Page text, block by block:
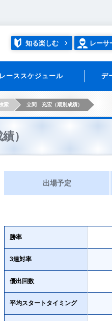
知る楽しむ レーサ
レーススケジュール デ
索 立間 充宏（期別成績）
績）
出場予定
勝率
3連対率
優出回数
平均スタートタイミング